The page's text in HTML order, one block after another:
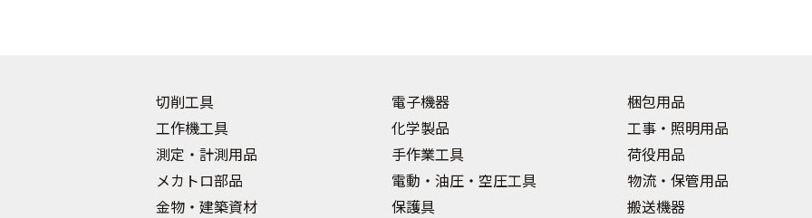
切削工具
工作機工具
測定・計測用品
メカトロ部品
金物・建築資材
電子機器
化学製品
手作業工具
電動・油圧・空圧工具
保護具
梱包用品
工事・照明用品
荷役用品
物流・保管用品
搬送機器